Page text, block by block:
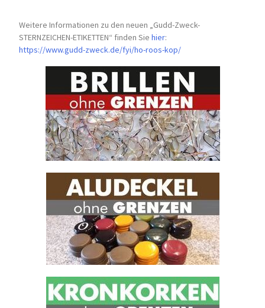
Weitere Informationen zu den neuen „Gudd-Zweck-
STERNZEICHEN-ETIKETTEN“ finden Siehier:
https://www.gudd-zweck.de/fyi/ho-roos-kop/